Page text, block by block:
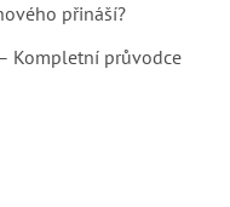
přináší?
Kompletní průvodce